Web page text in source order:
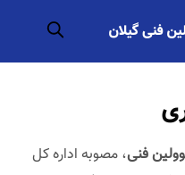
فنی، مصوبه اداره کل